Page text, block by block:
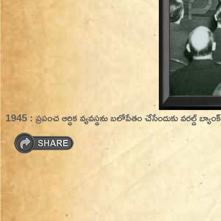
1945 : ప్రపంచ ఆర్ధిక వ్యవస్థను బలోపేతం చేసేందుకు వరల్డ్